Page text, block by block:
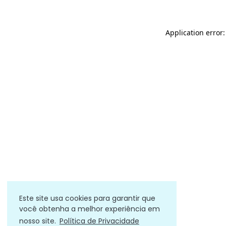
Este site usa cookies para garantir que
você obtenha a melhor experiência em
nosso site. Política de Privacidade
Application